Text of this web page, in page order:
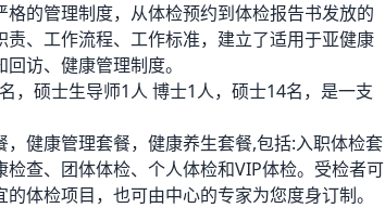
的管理制度，从体检预约到体检报告书发放的
、工作流程、工作标准，建立了适用于亚健康
访、健康管理制度。
，硕士生导师1人 博士1人，硕士14名，是一支
健康管理套餐，健康养生套餐,包括:入职体检套
查、团体体检、个人体检和VIP体检。受检者可
体检项目，也可由中心的专家为您度身订制。